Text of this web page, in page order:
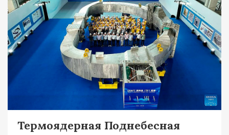
Термоядерная Поднебесная